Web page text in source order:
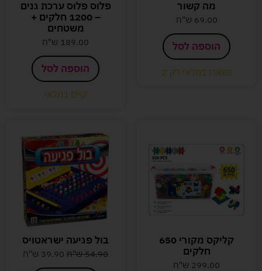
מה קשור
69.00 ש"ח
הוספה לסל
נשארו במלאי רק 2
פלוס פלוס ערכת גנים
– 1200 חלקים +
משטחים
189.00 ש"ח
הוספה לסל
קיים במלאי
קליקס מקורי 650
חלקים
299.00 ש"ח
בול פגיעה ישראטויס
54.90 ש"ח 39.90 ש"ח